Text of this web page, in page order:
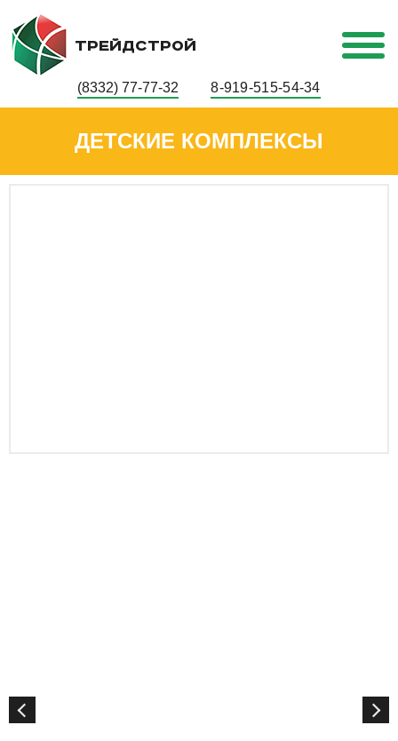
ТРЕЙДСТРОЙ
(8332) 77-77-32 8-919-515-54-34
ДЕТСКИЕ КОМПЛЕКСЫ